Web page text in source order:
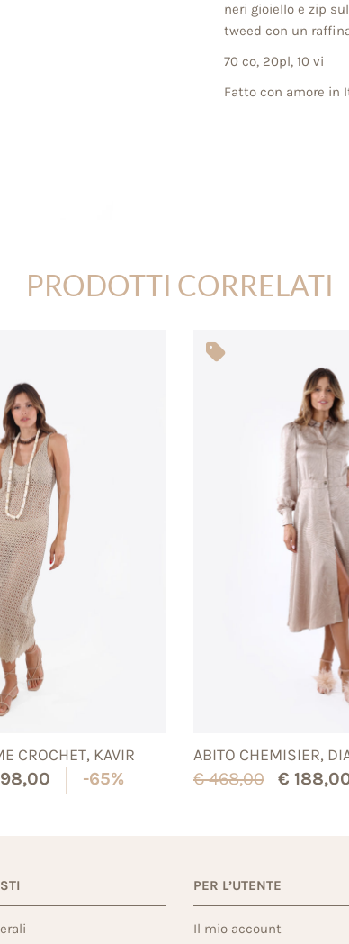
neri gioiello e zip
tweed con un
70 co, 20pl, 10 vi
Fatto con amore in
PRODOTTI CORRELATI
CROCHET, KAVIR
98,00 -65%
ABITO CHEMISIER,
€468,00 €
PER L’UTENTE
Il mio account